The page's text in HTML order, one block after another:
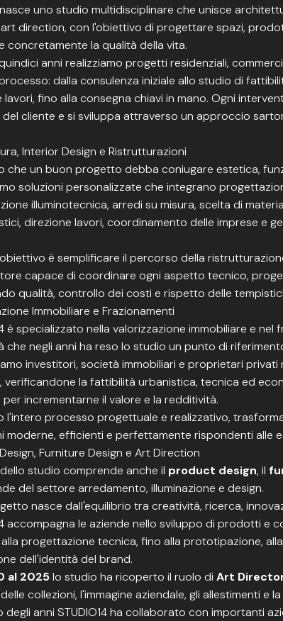
uno studio multidisciplinare che unisce
direction, con l'obiettivo di progettare spazi,
concretamente la qualità della vita.
anni realizziamo progetti residenziali,
dalla consulenza iniziale allo studio di
lavori, fino alla consegna chiavi in mano. Ogni
del cliente e si sviluppa attraverso un approccio
Interior Design e Ristrutturazioni
che un buon progetto debba coniugare estetica,
soluzioni personalizzate che integrano
illuminotecnica, arredi su misura, scelta di
direzione lavori, coordinamento delle imprese e
è semplificare il percorso della
capace di coordinare ogni aspetto tecnico,
qualità, controllo dei costi e rispetto delle
Immobiliare e Frazionamenti
è specializzato nella valorizzazione immobiliare e
che negli anni ha reso lo studio un punto di
investitori, società immobiliari e proprietari privati
verificandone la fattibilità urbanistica, tecnica ed
incrementarne il valore e la redditività.
l'intero processo progettuale e realizzativo,
moderne, efficienti e perfettamente rispondenti alle
Furniture Design e Art Direction
studio comprende anche il product design, il
del settore arredamento, illuminazione e design.
nasce dall'equilibrio tra creatività, ricerca,
accompagna le aziende nello sviluppo di prodotti e
progettazione tecnica, fino alla prototipazione,
dell'identità del brand.
al 2025lo studio ha ricoperto il ruolo di Art
collezioni, l'immagine aziendale, gli allestimenti e
degli anni STUDIO14 ha collaborato con importanti